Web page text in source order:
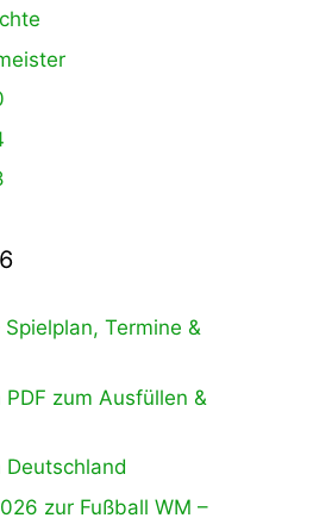
Termine &
zum Ausfüllen &
zur Fußball WM –